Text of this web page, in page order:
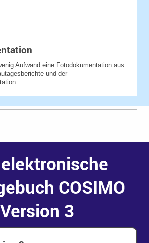
Aufwand eine Fotodokumentation aus
und der
COSIMO
Version 3